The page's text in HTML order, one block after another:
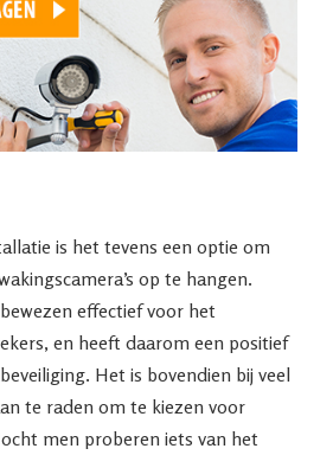
is het tevens een optie om
op te hangen.
effectief voor het
en heeft daarom een positief
Het is bovendien bij veel
te raden om te kiezen voor
men proberen iets van het